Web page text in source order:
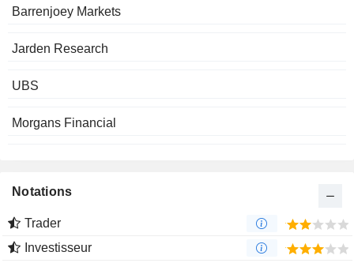
Barrenjoey Markets
Jarden Research
UBS
Morgans Financial
Notations
Trader
Investisseur